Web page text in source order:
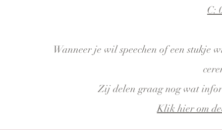
C:
Wanneer je wil speechen of een stukje
Zij delen graag nog wat
Klik hier om